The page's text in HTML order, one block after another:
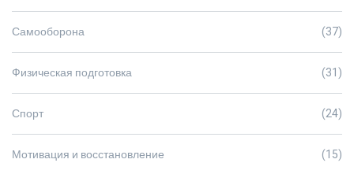
Самооборона (37)
Физическая подготовка (31)
Спорт (24)
Мотивация и восстановление (15)